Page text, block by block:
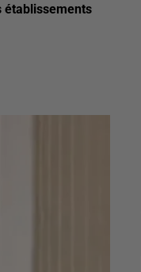
établissements